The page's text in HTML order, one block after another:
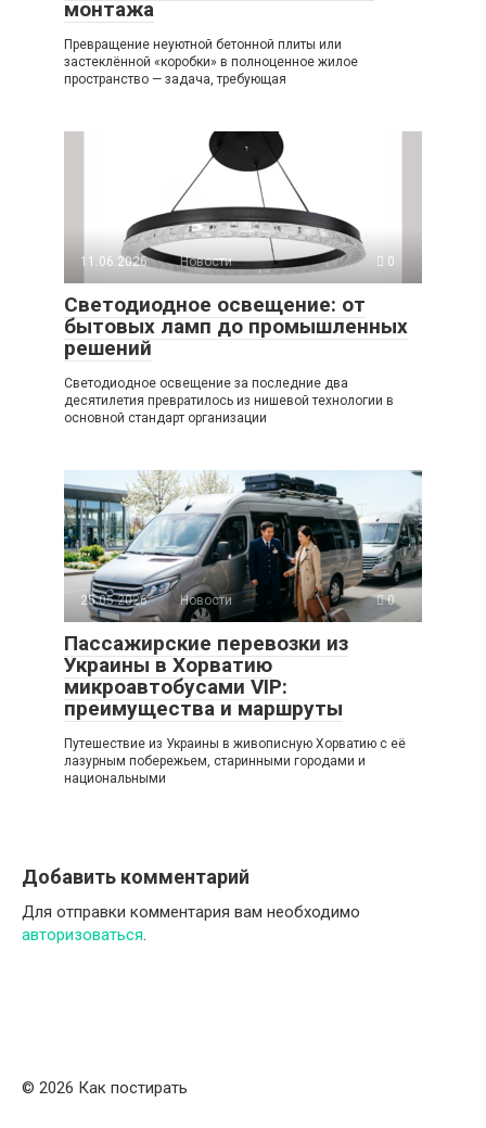
монтажа
Превращение неуютной бетонной плиты или
застеклённой «коробки» в полноценное жилое
пространство — задача, требующая
11.06.2026 Новости 0
Светодиодное освещение: от
бытовых ламп до промышленных
решений
Светодиодное освещение за последние два
десятилетия превратилось из нишевой технологии в
основной стандарт организации
25.05.2026 Новости 0
Пассажирские перевозки из
Украины в Хорватию
микроавтобусами VIP:
преимущества и маршруты
Путешествие из Украины в живописную Хорватию с её
лазурным побережьем, старинными городами и
национальными
Добавить комментарий
Для отправки комментария вам необходимо
авторизоваться.
© 2026 Как постирать